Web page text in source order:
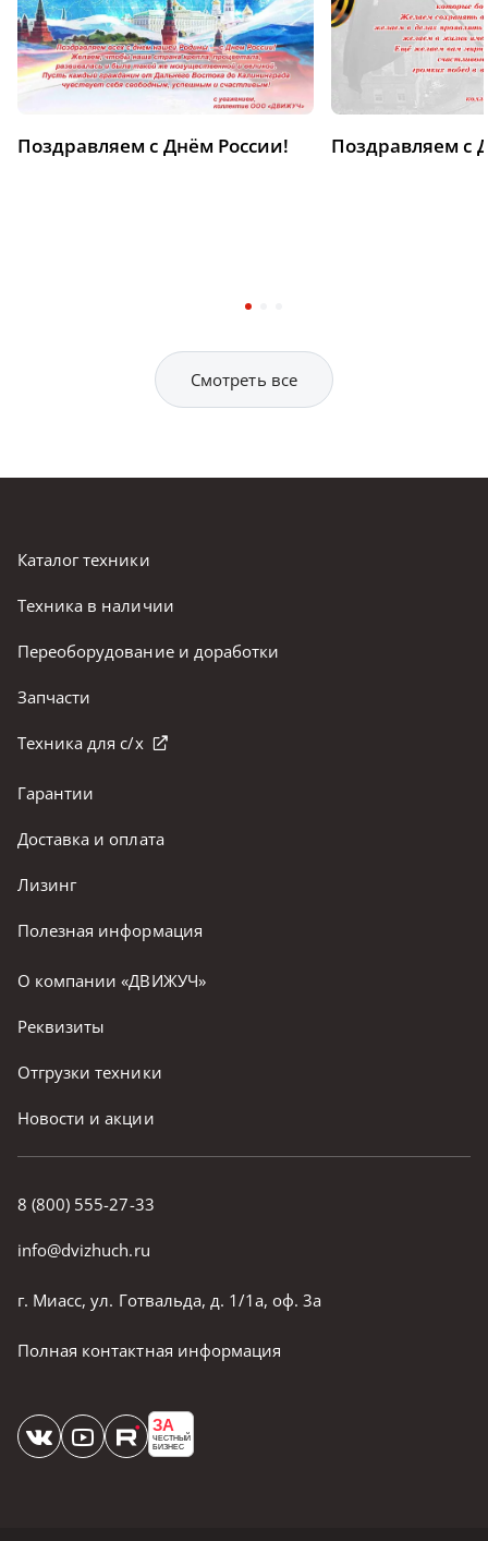
Поздравляем с Днём России! Поздравляем с
Смотреть все
8 (800) 555-27-33
info@dvizhuch.ru
г. Миасс, ул. Готвальда, д. 1/1а, оф. 3а
Полная контактная информация
ЗА
ЧЕСТНЫЙ
БИЗНЕС
Каталог техники
Техника в наличии
Переоборудование и доработки
Запчасти
Техника для с/х
Гарантии
Доставка и оплата
Лизинг
Полезная информация
О компании «ДВИЖУЧ»
Реквизиты
Отгрузки техники
Новости и акции